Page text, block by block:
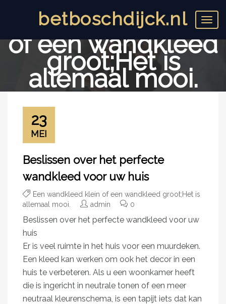
T
o
g
g
a
betboschdijck.nl
Category:Een
wandkleed klein
of een wandkleed
groot;Het is
allemaal mooi.
23
MEI
Beslissen over het perfecte
wandkleed voor uw huis
Een wandkleed klein of een wandkleed groot;Het is
allemaal mooi.
admin 0
Beslissen over het perfecte wandkleed voor uw
huis
Er is veel ruimte in het huis voor een muurdeken.
Een kleed kan werken om ook het decor in een
huis te verbeteren. Als u een woonkamer heeft
die is ingericht in neutrale tonen of een meer
neutraal kleurenschema, is een tapijt iets dat kan